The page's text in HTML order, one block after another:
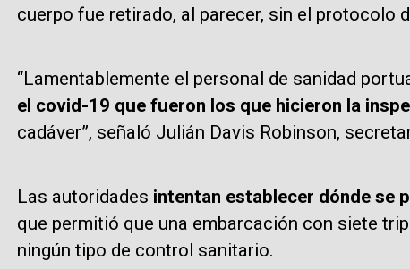
cuerpo fue retirado, al parecer, sin el protocolo
“Lamentablemente el personal de sanidad
el covid-19 que fueron los que hicieron la
cadáver”, señaló Julián Davis Robinson,
Las autoridades intentan establecer dónde se
que permitió que una embarcación con siete
ningún tipo de control sanitario.